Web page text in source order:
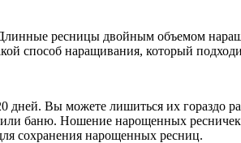
ресницы двойным объемом
способ наращивания, который
Вы можете лишиться их гораздо
баню. Ношение нарощенных ресничек
сохранения нарощенных ресниц.